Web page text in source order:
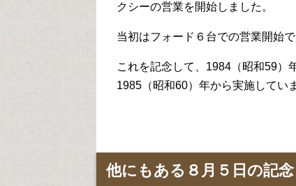
クシーの営業を開始しました。
当初はフォード６台での営業開始で
これを記念して、1984（昭和59）
1985（昭和60）年から実施してい
他にもある８月５日の記念